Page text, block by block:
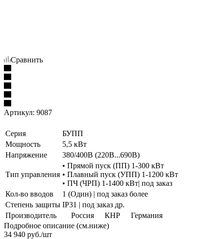
Сравнить
Артикул: 9087
Серия
БУПП
Мощность
5,5 кВт
Напряжение
380/400В (220В...690В)
Тип управления
• Прямой пуск (ПП) 1-300 кВт
• Плавный пуск (УПП) 1-1200 кВт
• ПЧ (ЧРП) 1-1400 кВт| под заказ
Кол-во вводов
1 (Один) | под заказ более
Степень защиты IP31 | под заказ др.
Производитель
Россия КНР
Германия
Подробное описание (см.ниже)
34 940 руб./шт